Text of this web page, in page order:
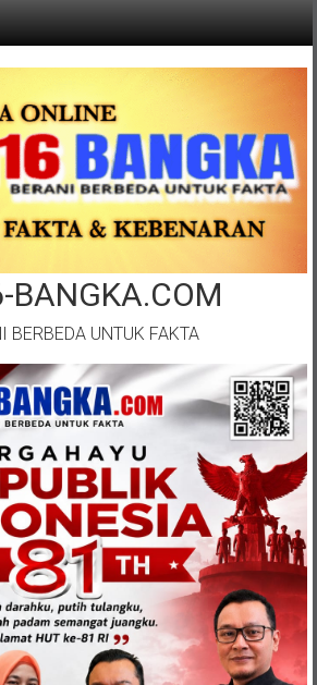
BANGKA.COM
BERBEDA UNTUK FAKTA